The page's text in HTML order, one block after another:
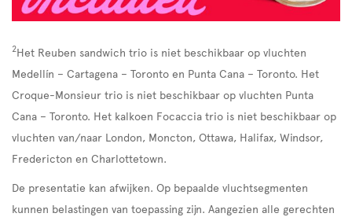
2Het Reuben sandwich trio is niet beschikbaar op vluchten
Medellín – Cartagena – Toronto en Punta Cana – Toronto. Het
Croque-Monsieur trio is niet beschikbaar op vluchten Punta
Cana – Toronto. Het kalkoen Focaccia trio is niet beschikbaar op
vluchten van/naar London, Moncton, Ottawa, Halifax, Windsor,
Fredericton en Charlottetown.
De presentatie kan afwijken. Op bepaalde vluchtsegmenten
kunnen belastingen van toepassing zijn. Aangezien alle gerechten